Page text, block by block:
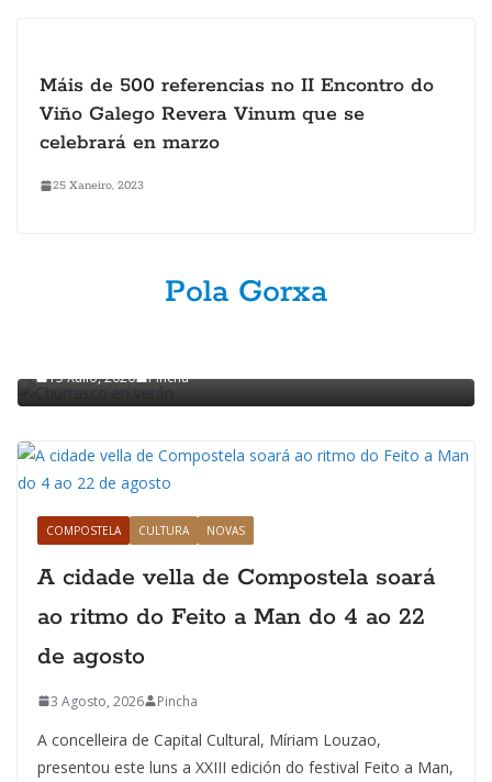
Máis de 500 referencias no II Encontro do
Viño Galego Revera Vinum que se
celebrará en marzo
25 Xaneiro, 2023
Pola Gorxa
POLA GORXA
15 Xullo, 2026 Pincha
COMPOSTELA CULTURA NOVAS
A cidade vella de Compostela soará
ao ritmo do Feito a Man do 4 ao 22
de agosto
3 Agosto, 2026 Pincha
A concelleira de Capital Cultural, Míriam Louzao,
presentou este luns a XXIII edición do festival Feito a Man,